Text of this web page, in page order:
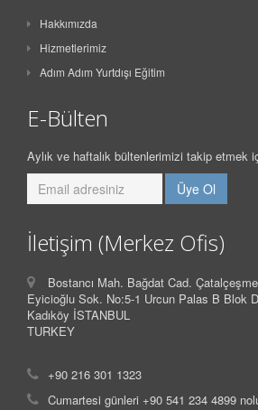
Hakkımızda
Hizmetlerimiz
Adım Adım Yurtdışı Eğitim
E-Bülten
Aylık ve haftalık bültenlerimizi takip etmek
İletişim (Merkez Ofis)
Bostancı Mah. Bağdat Cad.
Eyicioğlu Sok. No:5-1 Urcun Palas B Blok
Kadıköy İSTANBUL
TURKEY
+90 216 301 1323
Cumartesi günleri +90 541 234 4899